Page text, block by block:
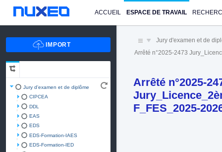
ACCUEIL ESPACE DE TRAVAIL
Jury d'examen et de diplôme
CIPCEA
DDL
EAS
EDS
EDS-Formation-IAES
EDS-Formation-IED
Jury d'examen et de
Arrêté n°2025-2473
Arrêté n°2025-
F_FES_2025-